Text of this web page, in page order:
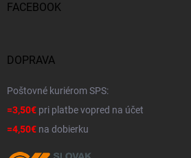
FACEBOOK
DOPRAVA
Poštovné kuriérom SPS:
=3,50€ pri platbe vopred na účet
=4,50€ na dobierku